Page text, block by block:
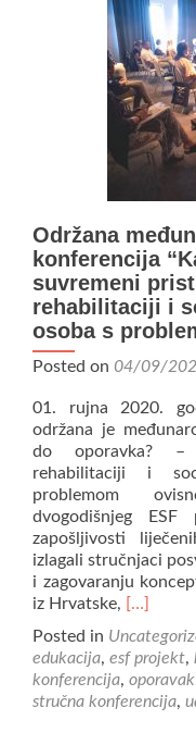
Održana
konferencija
suvremeni
rehabilitaciji i
osoba s
Posted on 04/09/
01. rujna 2020.
održana je
do oporavka? –
rehabilitaciji i
problemom
dvogodišnjeg ESF
zapošljivosti
izlagali stručnjaci
i zagovaranju
iz Hrvatske, Read
about
Održana
stručna
[…]
Posted in
edukacija, esf projekt,
konferencija, oporavak
stručna konferencija,